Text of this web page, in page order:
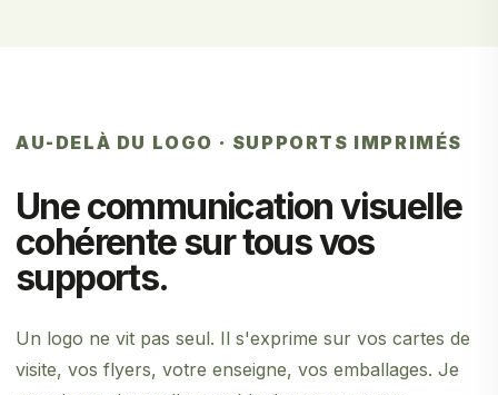
AU-DELÀ DU LOGO · SUPPORTS IMPRIMÉS
Une communication visuelle
cohérente sur tous vos
supports.
Un logo ne vit pas seul. Il s'exprime sur vos cartes de
visite, vos flyers, votre enseigne, vos emballages. Je